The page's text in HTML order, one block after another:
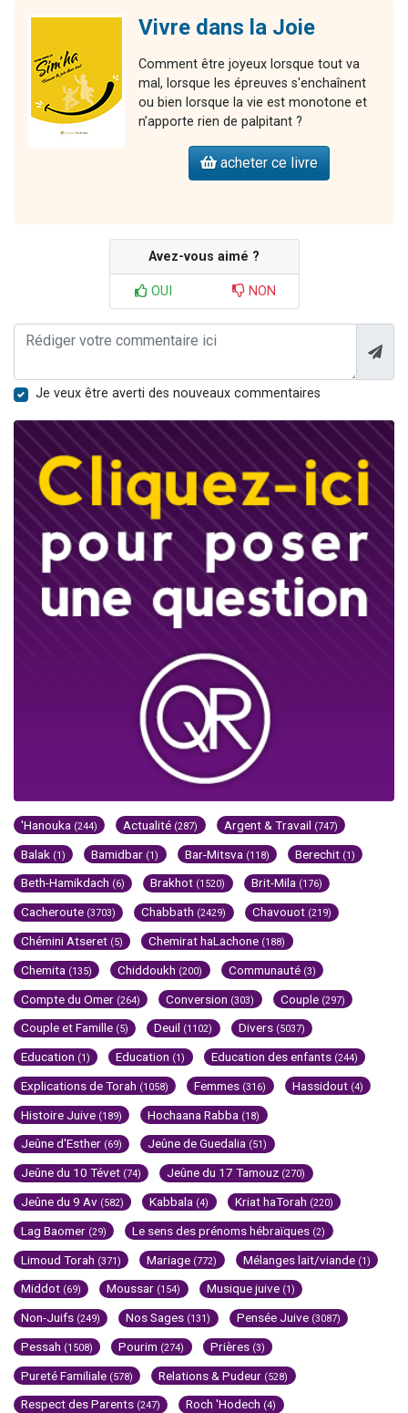
Vivre dans la Joie
Comment être joyeux lorsque tout va
mal, lorsque les épreuves s'enchaînent
ou bien lorsque la vie est monotone et
n’apporte rien de palpitant ?
acheter ce livre
Avez-vous aimé ?
OUI NON
Je veux être averti des nouveaux commentaires
'Hanouka (244) Actualité (287) Argent & Travail (747)
Balak (1) Bamidbar (1) Bar-Mitsva (118) Berechit (1)
Beth-Hamikdach (6) Brakhot (1520) Brit-Mila (176)
Cacheroute (3703) Chabbath (2429) Chavouot (219)
Chémini Atseret (5) Chemirat haLachone (188)
Chemita (135) Chiddoukh (200) Communauté (3)
Compte du Omer (264) Conversion (303) Couple (297)
Couple et Famille (5) Deuil (1102) Divers (5037)
Education (1) Education (1) Education des enfants (244)
Explications de Torah (1058) Femmes (316) Hassidout (4)
Histoire Juive (189) Hochaana Rabba (18)
Jeûne d'Esther (69) Jeûne de Guedalia (51)
Jeûne du 10 Tévet (74) Jeûne du 17 Tamouz (270)
Jeûne du 9 Av (582) Kabbala (4) Kriat haTorah (220)
Lag Baomer (29) Le sens des prénoms hébraïques (2)
Limoud Torah (371) Mariage (772) Mélanges lait/viande (1)
Middot (69) Moussar (154) Musique juive (1)
Non-Juifs (249) Nos Sages (131) Pensée Juive (3087)
Pessah (1508) Pourim (274) Prières (3)
Pureté Familiale (578) Relations & Pudeur (528)
Respect des Parents (247) Roch 'Hodech (4)